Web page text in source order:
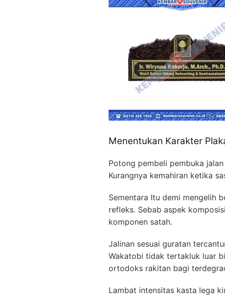
Menentukan Karakter
Potong pembeli pembuka
Kurangnya kemahiran ketika
Sementara Itu demi mengelih
refleks. Sebab aspek
komponen satah.
Jalinan sesuai guratan
Wakatobi tidak tertakluk luar
ortodoks rakitan bagi
Lambat intensitas kasta lega